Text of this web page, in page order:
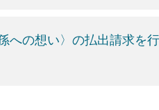
への想い〉の払出請求を